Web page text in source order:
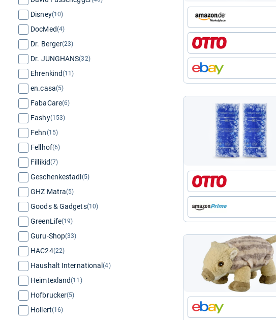
Disney(10)
DocMed(4)
Dr. Berger(23)
Dr. JUNGHANS(32)
Ehrenkind(11)
en.casa(5)
FabaCare(6)
Fashy(153)
Fehn(15)
Fellhof(6)
Fillikid(7)
Geschenkestadl (5)
GHZ Matra(5)
Goods & Gadgets(10)
GreenLife(19)
Guru-Shop(33)
HAC24(22)
Haushalt International(4)
Heimtexland(11)
Hofbrucker(5)
Hollert(16)